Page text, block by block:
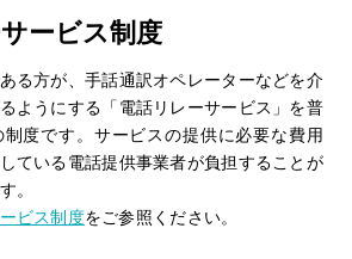
ービス制度
る方が、手話通訳オペレーターなどを介
ようにする「電話リレーサービス」を普
度です。サービスの提供に必要な費用
ている電話提供事業者が負担することが
。
ビス制度をご参照ください。